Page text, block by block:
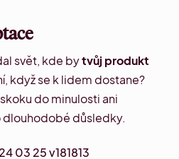
svět, kde bytvůj produkt
když se k lidem dostane?
do minulosti ani
dlouhodobé důsledky.